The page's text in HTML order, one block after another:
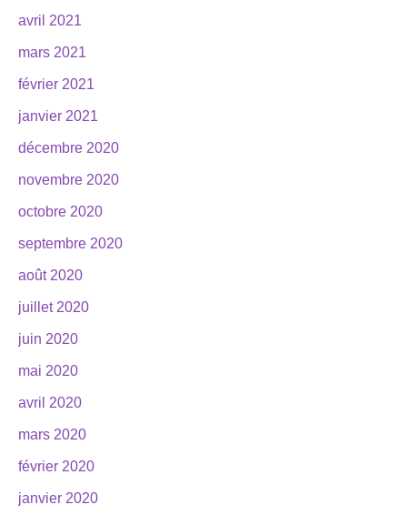
avril 2021
mars 2021
février 2021
janvier 2021
décembre 2020
novembre 2020
octobre 2020
septembre 2020
août 2020
juillet 2020
juin 2020
mai 2020
avril 2020
mars 2020
février 2020
janvier 2020